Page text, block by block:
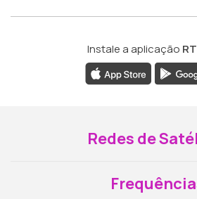
Instale a aplicação
Redes de